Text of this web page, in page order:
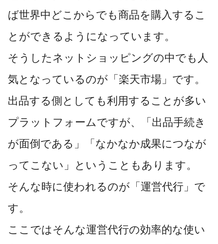
ば世界中どこからでも商品を購入するこ
とができるようになっています。
そうしたネットショッピングの中でも人
気となっているのが「楽天市場」です。
出品する側としても利用することが多い
プラットフォームですが、「出品手続き
が面倒である」「なかなか成果につなが
ってこない」ということもあります。
そんな時に使われるのが「運営代行」で
す。
ここではそんな運営代行の効率的な使い